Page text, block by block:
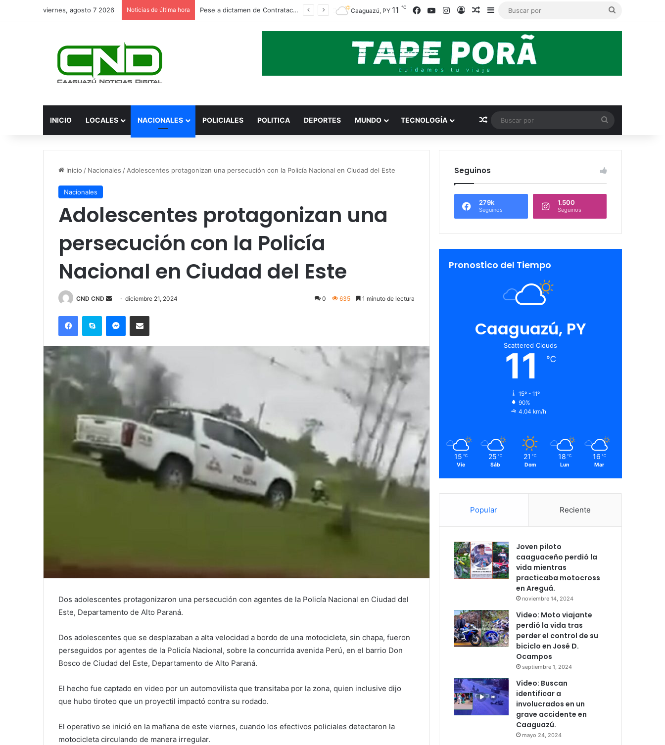
viernes, agosto 7 2026 Noticias de última hora Pese a dictamen de Contrataciones, ex presidentes firmaron las adendas Caaguazú, PY 11 ℃ Facebook
YouTubeInstagram
AccesoPublicación al azar
Barra lateral
INICIO LOCALES NACIONALES POLICIALES POLITICA DEPORTES MUNDO TECNOLOGÍA Publicación al azar
por
Inicio / Nacionales / Adolescentes protagonizan una persecución con la Policía Nacional en Ciudad del Este
Nacionales
Adolescentes protagonizan una
persecución con la Policía
Nacional en Ciudad del Este
CND CND
Send
email
diciembre 21, 2024 0 635 1 minuto de lectura
FacebookSkype MessengerCompartir por correo electrónico
Dos adolescentes protagonizaron una persecución con agentes de la Policía Nacional en Ciudad del
Este, Departamento de Alto Paraná.
Dos adolescentes que se desplazaban a alta velocidad a bordo de una motocicleta, sin chapa, fueron
perseguidos por agentes de la Policía Nacional, sobre la concurrida avenida Perú, en el barrio Don
Bosco de Ciudad del Este, Departamento de Alto Paraná.
El hecho fue captado en video por un automovilista que transitaba por la zona, quien inclusive dijo
que hubo tiroteo que un proyectil impactó contra su rodado.
El operativo se inició en la mañana de este viernes, cuando los efectivos policiales detectaron la
motocicleta circulando de manera irregular.
Seguinos
279k
Seguinos
1.500
Seguinos
Pronostico del Tiempo
Caaguazú, PY
Scattered Clouds
11 ℃
15º - 11º
90%
4.04 km/h
15 ℃
Vie
25 ℃
Sáb
21 ℃
Dom
18 ℃
Lun
16 ℃
Mar
Popular Reciente
Joven piloto
caaguaceño perdió la
vida mientras
practicaba motocross
en Areguá.
noviembre 14, 2024
Video: Moto viajante
perdió la vida tras
perder el control de su
biciclo en José D.
Ocampos
septiembre 1, 2024
Video: Buscan
identificar a
involucrados en un
grave accidente en
Caaguazú.
mayo 24, 2024